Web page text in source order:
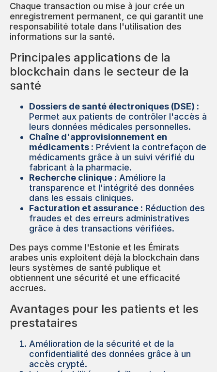
Chaque transaction ou mise à jour crée un
enregistrement permanent, ce qui garantit une
responsabilité totale dans l'utilisation des
informations sur la santé.
Principales applications de la
blockchain dans le secteur de la
santé
Dossiers de santé électroniques (DSE) :
Permet aux patients de contrôler l'accès à
leurs données médicales personnelles.
Chaîne d'approvisionnement en
médicaments : Prévient la contrefaçon de
médicaments grâce à un suivi vérifié du
fabricant à la pharmacie.
Recherche clinique : Améliore la
transparence et l'intégrité des données
dans les essais cliniques.
Facturation et assurance : Réduction des
fraudes et des erreurs administratives
grâce à des transactions vérifiées.
Des pays comme l'Estonie et les Émirats
arabes unis exploitent déjà la blockchain dans
leurs systèmes de santé publique et
obtiennent une sécurité et une efficacité
accrues.
Avantages pour les patients et les
prestataires
Amélioration de la sécurité et de la
confidentialité des données grâce à un
accès crypté.